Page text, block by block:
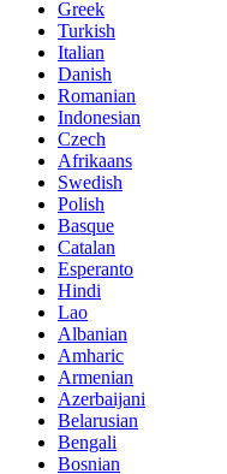
Greek
Turkish
Italian
Danish
Romanian
Indonesian
Czech
Afrikaans
Swedish
Polish
Basque
Catalan
Esperanto
Hindi
Lao
Albanian
Amharic
Armenian
Azerbaijani
Belarusian
Bengali
Bosnian